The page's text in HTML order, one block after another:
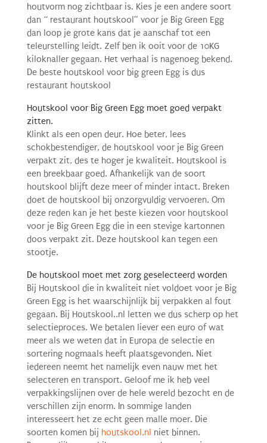
houtvorm nog zichtbaar is. Kies je een andere soort
dan “ restaurant houtskool” voor je Big Green Egg
dan loop je grote kans dat je aanschaf tot een
teleurstelling leidt. Zelf ben ik ooit voor de 10KG
kiloknaller gegaan. Het verhaal is nagenoeg bekend.
De beste houtskool voor big green Egg is dus
restaurant houtskool
Houtskool voor Big Green Egg moet goed verpakt
zitten.
Klinkt als een open deur. Hoe beter, lees
schokbestendiger, de houtskool voor je Big Green
verpakt zit, des te hoger je kwaliteit. Houtskool is
een breekbaar goed. Afhankelijk van de soort
houtskool blijft deze meer of minder intact. Breken
doet de houtskool bij onzorgvuldig vervoeren. Om
deze reden kan je het beste kiezen voor houtskool
voor je Big Green Egg die in een stevige kartonnen
doos verpakt zit. Deze houtskool kan tegen een
stootje.
De houtskool moet met zorg geselecteerd worden
Bij Houtskool die in kwaliteit niet voldoet voor je Big
Green Egg is het waarschijnlijk bij verpakken al fout
gegaan. Bij Houtskool..nl letten we dus scherp op het
selectieproces. We betalen liever een euro of wat
meer als we weten dat in Europa de selectie en
sortering nogmaals heeft plaatsgevonden. Niet
iedereen neemt het namelijk even nauw met het
selecteren en transport. Geloof me ik heb veel
verpakkingslijnen over de hele wereld bezocht en de
verschillen zijn enorm. In sommige landen
interesseert het ze echt geen malle moer. Die
soorten komen bij houtskool.nl niet binnen.